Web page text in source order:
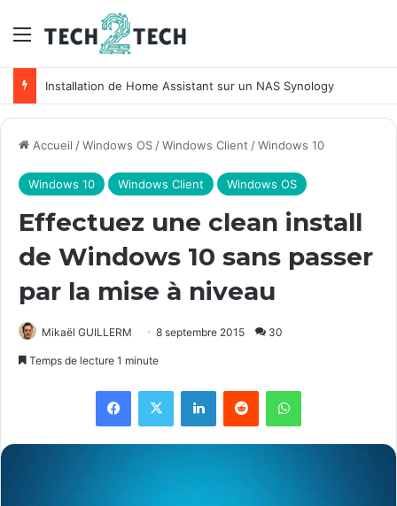
Menu
Installation de Home Assistant sur un NAS Synology
Accueil /Windows OS/Windows Client /Windows 10
Windows 10 Windows Client Windows OS
Effectuez une clean install
de Windows 10 sans passer
par la mise à niveau
Mikaël GUILLERM 8 septembre 2015 30
Temps de lecture 1 minute